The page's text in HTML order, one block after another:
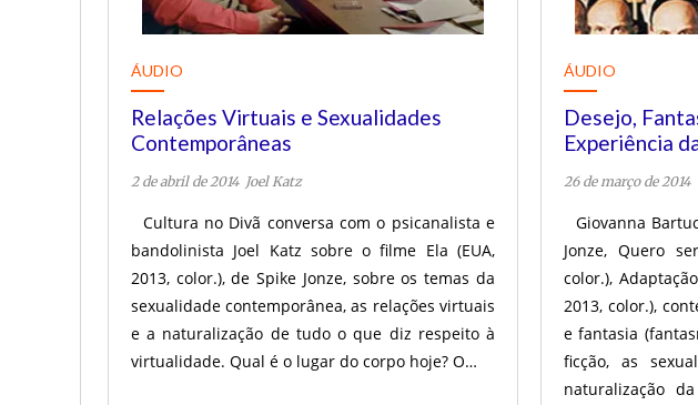
ÁUDIO
Relações Virtuais e Sexualidades
Contemporâneas
2 de abril de 2014 Joel Katz
Cultura no Divã conversa com o psicanalista e
bandolinista Joel Katz sobre o filme Ela (EUA,
2013, color.), de Spike Jonze, sobre os temas da
sexualidade contemporânea, as relações virtuais
e a naturalização de tudo o que diz respeito à
virtualidade. Qual é o lugar do corpo hoje? O…
ÁUDIO
Desejo,
Experiência
26 de março de 2014
Giovanna
Jonze, Quero
color.),
2013, color.),
e fantasia
ficção, as
naturalização